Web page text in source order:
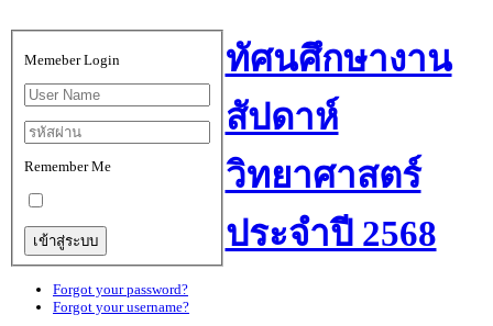
Memeber Login
Remember Me
Forgot your password?
Forgot your username?
ทัศนศึกษางาน
สัปดาห์
วิทยาศาสตร์
ประจำปี 2568